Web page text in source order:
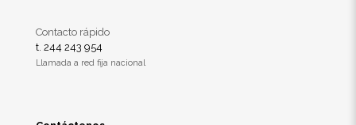
Contacto rápido
t. 244 243 954
Llamada a red fija nacional